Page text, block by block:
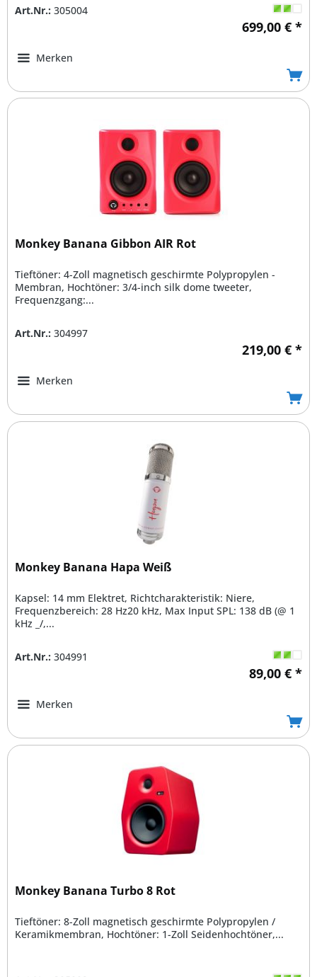
Art.Nr.: 305004
699,00 € *
Merken
Monkey Banana Gibbon AIR Rot
Tieftöner: 4-Zoll magnetisch geschirmte Polypropylen -
Membran, Hochtöner: 3/4-inch silk dome tweeter,
Frequenzgang:...
Art.Nr.: 304997
219,00 € *
Merken
Monkey Banana Hapa Weiß
Kapsel: 14 mm Elektret, Richtcharakteristik: Niere,
Frequenzbereich: 28 Hz20 kHz, Max Input SPL: 138 dB (@ 1
kHz _/,...
Art.Nr.: 304991
89,00 € *
Merken
Monkey Banana Turbo 8 Rot
Tieftöner: 8-Zoll magnetisch geschirmte Polypropylen /
Keramikmembran, Hochtöner: 1-Zoll Seidenhochtöner,...